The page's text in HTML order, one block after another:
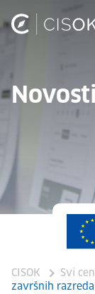
Novosti
CISOK Svi
završnih